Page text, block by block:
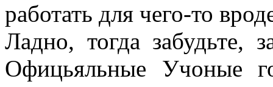
работать для чего-то
Ладно, тогда забудьте,
Офицьяльные Учоные